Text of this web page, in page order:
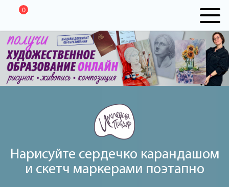
0
Нарисуйте сердечко карандашом
и скетч маркерами поэтапно